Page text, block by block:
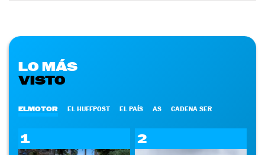
LO MÁS
VISTO
ELMOTOR EL HUFFPOST EL PAÍS AS CADENA SER
1 2